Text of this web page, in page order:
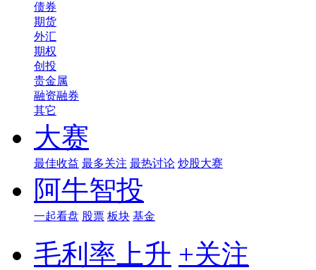
债券
期货
外汇
期权
创投
贵金属
融资融券
其它
大赛
最佳收益 最多关注 最热讨论 炒股大赛
阿牛智投
一起看盘 股票 板块 基金
毛利率上升 +关注